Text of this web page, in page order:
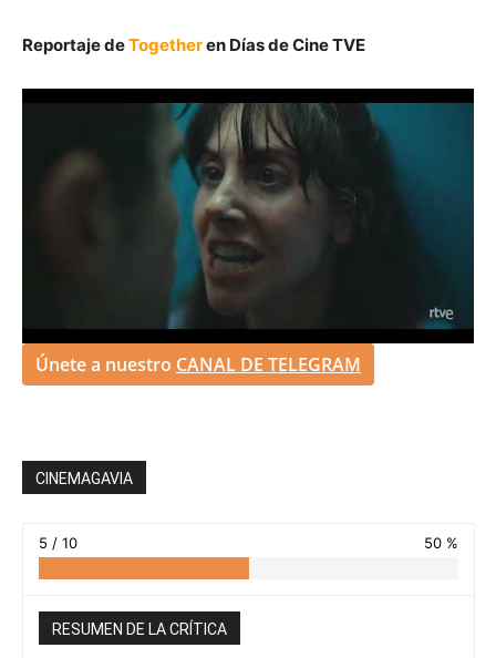
Reportaje deTogetheren Días de Cine TVE
Únete a nuestro CANAL DE TELEGRAM
CINEMAGAVIA
5 / 10 50 %
RESUMEN DE LA CRÍTICA